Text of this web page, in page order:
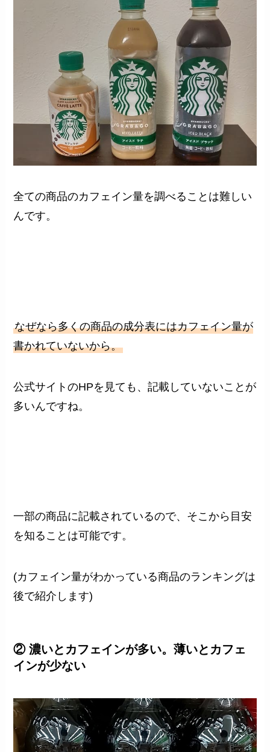
全ての商品のカフェイン量を調べることは難しい
んです。
なぜなら多くの商品の成分表にはカフェイン量が
書かれていないから。
公式サイトのHPを見ても、記載していないことが
多いんですね。
一部の商品に記載されているので、そこから目安
を知ることは可能です。
(カフェイン量がわかっている商品のランキングは
後で紹介します)
② 濃いとカフェインが多い。薄いとカフェ
インが少ない